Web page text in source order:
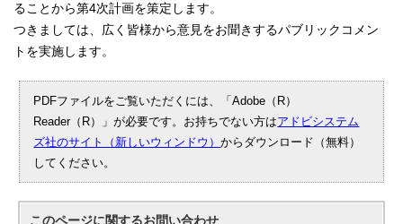
ることから第4次計画を策定します。
つきましては、広く皆様から意見をお聞きするパブリックコメン
トを実施します。
PDFファイルをご覧いただくには、「Adobe（R）
Reader（R）」が必要です。お持ちでない方はアドビシステム
ズ社のサイト（新しいウィンドウ）からダウンロード（無料）
してください。
このページに関するお問い合わせ